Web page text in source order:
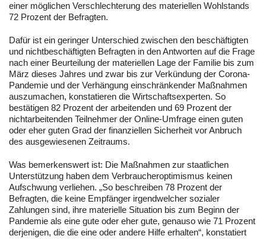
einer möglichen Verschlechterung des materiellen Wohlstands
72 Prozent der Befragten.
Dafür ist ein geringer Unterschied zwischen den beschäftigten
und nichtbeschäftigten Befragten in den Antworten auf die Frage
nach einer Beurteilung der materiellen Lage der Familie bis zum
März dieses Jahres und zwar bis zur Verkündung der Corona-
Pandemie und der Verhängung einschränkender Maßnahmen
auszumachen, konstatieren die Wirtschaftsexperten. So
bestätigen 82 Prozent der arbeitenden und 69 Prozent der
nichtarbeitenden Teilnehmer der Online-Umfrage einen guten
oder eher guten Grad der finanziellen Sicherheit vor Anbruch
des ausgewiesenen Zeitraums.
Was bemerkenswert ist: Die Maßnahmen zur staatlichen
Unterstützung haben dem Verbraucheroptimismus keinen
Aufschwung verliehen. „So beschreiben 78 Prozent der
Befragten, die keine Empfänger irgendwelcher sozialer
Zahlungen sind, ihre materielle Situation bis zum Beginn der
Pandemie als eine gute oder eher gute, genauso wie 71 Prozent
derjenigen, die die eine oder andere Hilfe erhalten“, konstatiert